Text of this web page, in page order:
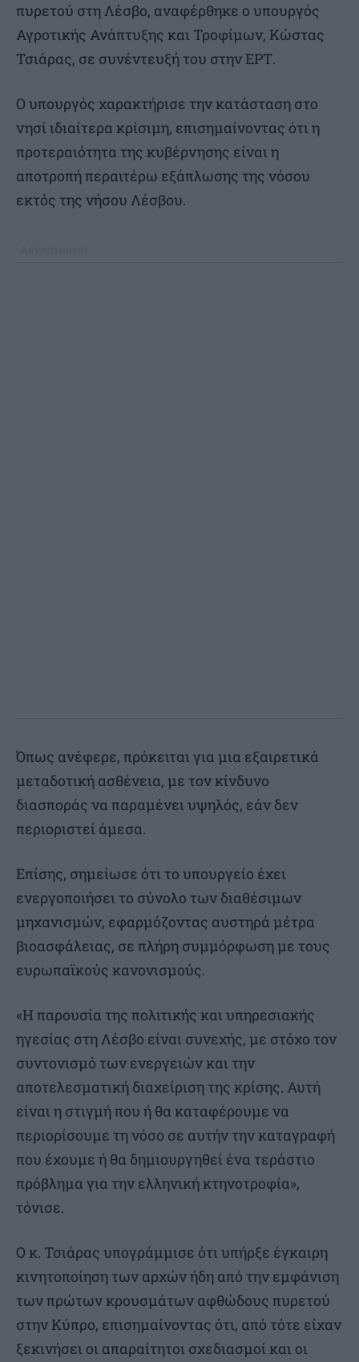
πυρετού στη Λέσβο, αναφέρθηκε ο υπουργός
Αγροτικής Ανάπτυξης και Τροφίμων, Κώστας
Τσιάρας, σε συνέντευξή του στην ΕΡΤ.
Ο υπουργός χαρακτήρισε την κατάσταση στο
νησί ιδιαίτερα κρίσιμη, επισημαίνοντας ότι η
προτεραιότητα της κυβέρνησης είναι η
αποτροπή περαιτέρω εξάπλωσης της νόσου
εκτός της νήσου Λέσβου.
Όπως ανέφερε, πρόκειται για μια εξαιρετικά
μεταδοτική ασθένεια, με τον κίνδυνο
διασποράς να παραμένει υψηλός, εάν δεν
περιοριστεί άμεσα.
Επίσης, σημείωσε ότι το υπουργείο έχει
ενεργοποιήσει το σύνολο των διαθέσιμων
μηχανισμών, εφαρμόζοντας αυστηρά μέτρα
βιοασφάλειας, σε πλήρη συμμόρφωση με τους
ευρωπαϊκούς κανονισμούς.
«Η παρουσία της πολιτικής και υπηρεσιακής
ηγεσίας στη Λέσβο είναι συνεχής, με στόχο τον
συντονισμό των ενεργειών και την
αποτελεσματική διαχείριση της κρίσης. Αυτή
είναι η στιγμή που ή θα καταφέρουμε να
περιορίσουμε τη νόσο σε αυτήν την καταγραφή
που έχουμε ή θα δημιουργηθεί ένα τεράστιο
πρόβλημα για την ελληνική κτηνοτροφία»,
τόνισε.
Ο κ. Τσιάρας υπογράμμισε ότι υπήρξε έγκαιρη
κινητοποίηση των αρχών ήδη από την εμφάνιση
των πρώτων κρουσμάτων αφθώδους πυρετού
στην Κύπρο, επισημαίνοντας ότι, από τότε είχαν
ξεκινήσει οι απαραίτητοι σχεδιασμοί και οι